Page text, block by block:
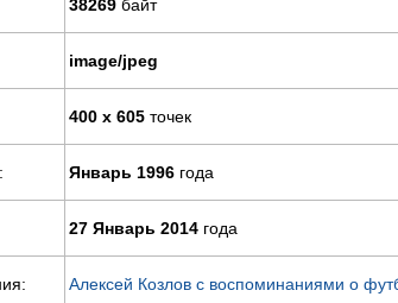
38269 байт
image/jpeg
400 x 605 точек
Январь 1996 года
27 Январь 2014 года
Алексей Козлов с воспоминаниями о